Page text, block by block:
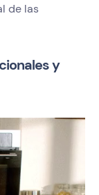
de las
y